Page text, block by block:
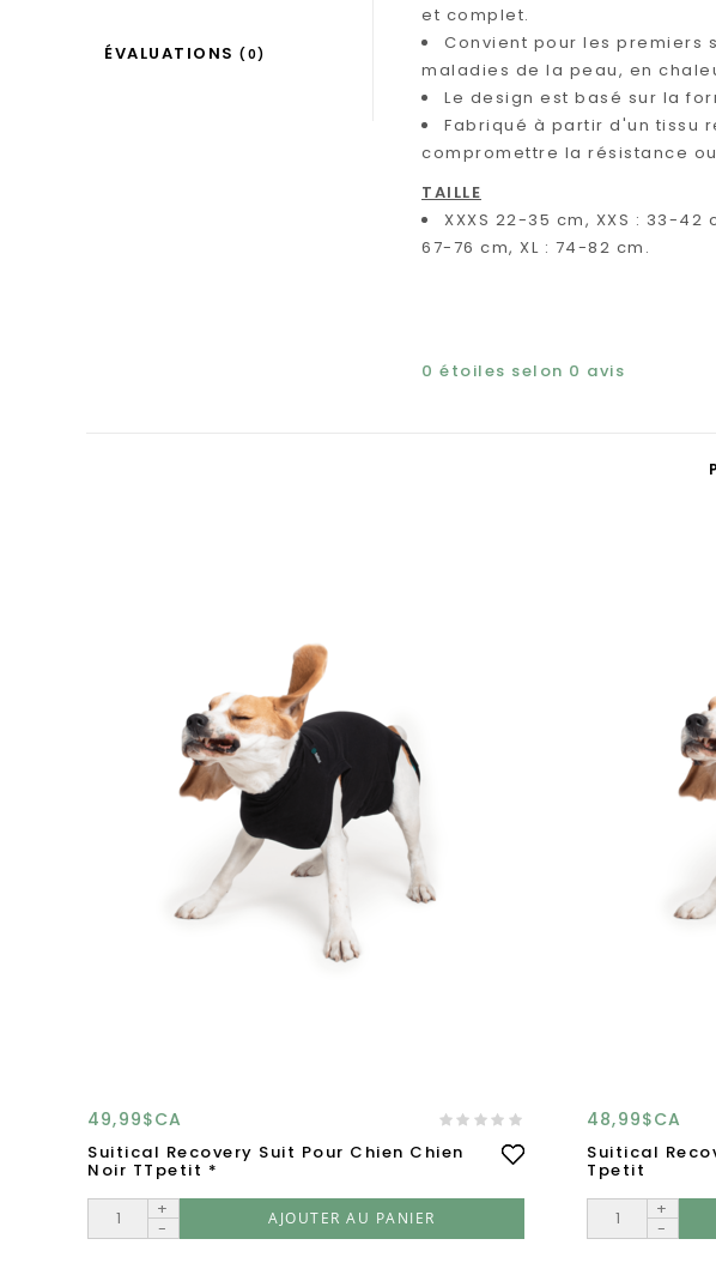
ÉVALUATIONS (0)
et complet.
Convient pour les premiers
maladies de la peau, en
Le design est basé sur la
Fabriqué à partir d'un tissu
compromettre la résistance
TAILLE
XXXS 22-35 cm, XXS : 33-42
67-76 cm, XL : 74-82 cm.
0 étoiles selon 0 avis
49,99$CA
Suitical Recovery Suit Pour Chien Chien
Noir TTpetit *
+
-
AJOUTER AU PANIER
48,99$CA
Suitical
Tpetit
+
-